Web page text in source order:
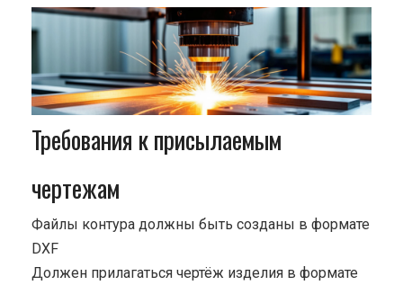
Требования к присылаемым
чертежам
Файлы контура должны быть созданы в формате
DXF
Должен прилагаться чертёж изделия в формате